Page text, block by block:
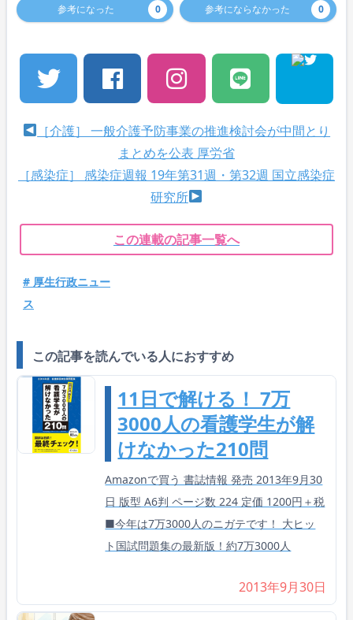
参考になった 0 参考にならなかった 0
［介護］ 一般介護予防事業の推進検討会が中間とり
まとめを公表 厚労省
［感染症］ 感染症週報 19年第31週・第32週 国立感染症
研究所
この連載の記事一覧へ
# 厚生行政ニュー
ス
この記事を読んでいる人におすすめ
11日で解ける！ 7万
3000人の看護学生が解
けなかった210問
Amazonで買う 書誌情報 発売 2013年9月30
日 版型 A6判 ページ数 224 定価 1200円＋税
■今年は7万3000人のニガテです！ 大ヒッ
ト国試問題集の最新版！約7万3000人
2013年9月30日